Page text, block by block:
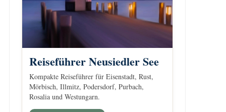
Reiseführer Neusiedler See
Kompakte Reiseführer für Eisenstadt, Rust,
Mörbisch, Illmitz, Podersdorf, Purbach,
Rosalia und Westungarn.